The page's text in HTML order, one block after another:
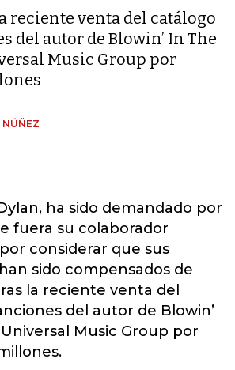
reciente venta del catálogo
del autor de Blowin’ In The
Music Group por
NÚÑEZ
ha sido demandado por
fuera su colaborador
considerar que sus
sido compensados de
la reciente venta del
del autor de Blowin’
Music Group por